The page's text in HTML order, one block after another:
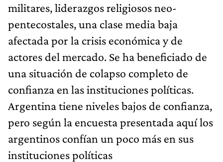
militares, liderazgos religiosos neo-
pentecostales, una clase media baja
afectada por la crisis económica y de
actores del mercado. Se ha beneficiado de
una situación de colapso completo de
confianza en las instituciones políticas.
Argentina tiene niveles bajos de confianza,
pero según la encuesta presentada aquí los
argentinos confían un poco más en sus
instituciones políticas